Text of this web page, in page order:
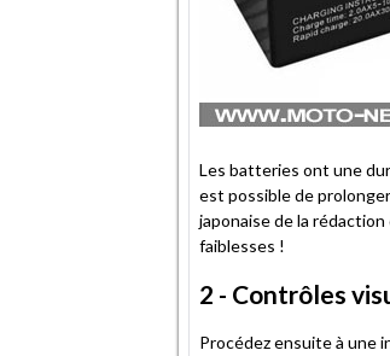
Les batteries ont une
est possible de
japonaise de la
faiblesses !
2 - Contrôles
Procédez ensuite à une